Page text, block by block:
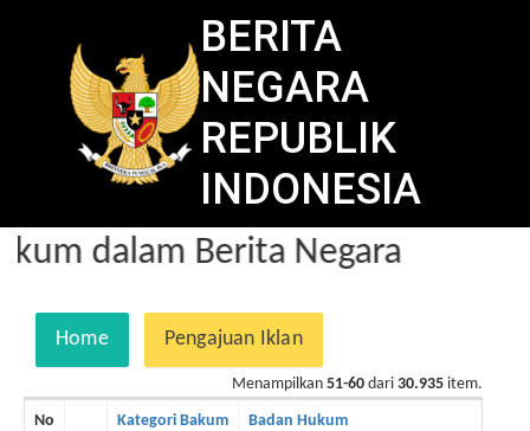
BERITA
NEGARA
REPUBLIK
INDONESIA
dalam Berita Negara
Home Pengajuan Iklan
Menampilkan 51-60 dari 30.935 item.
No Kategori Bakum Badan Hukum